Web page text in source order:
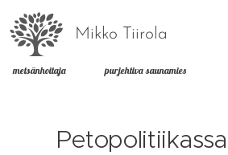
Mikko Tiirola
metsänhoitaja purjehtiva saunamies